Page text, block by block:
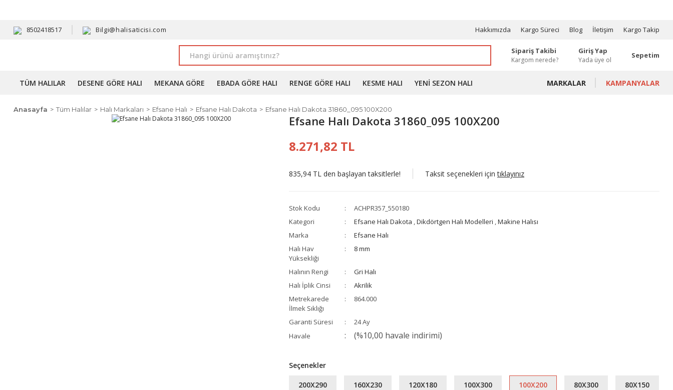
8502418517 Bilgi@halisaticisi.com Hakkımızda Kargo Süreci Blog İletişim Kargo Takip
Sipariş Takibi
Kargom nerede?
Giriş Yap
Yada üye ol
Sepetim
TÜM HALILAR DESENE GÖRE HALI MEKANA GÖRE EBADA GÖRE HALI RENGE GÖRE HALI KESME HALI YENI SEZON HALI MARKALAR KAMPANYALAR
Anasayfa Tüm Halılar Halı Markaları Efsane Halı Efsane Halı Dakota Efsane Halı Dakota 31860_095 100X200
Efsane Halı Dakota 31860_095 100X200
8.271,82 TL
835,94 TL den başlayan taksitlerle! Taksit seçenekleri içintıklayınız
Stok Kodu
ACHPR357_550180
Kategori
Efsane Halı Dakota ,Dikdörtgen Halı Modelleri ,Makine Halısı
Marka
Efsane Halı
Halı Hav
Yüksekliği
8 mm
Halının Rengi
Gri Halı
Halı İplik Cinsi
Akrilik
Metrekarede
İlmek Sıklığı
864.000
Garanti Süresi
24 Ay
Havale
(%10,00 havale indirimi)
Seçenekler
200X290 160X230 120X180 100X300 100X200 80X300 80X150